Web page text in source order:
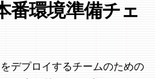
番環境準備チェ
デプロイするチームのための